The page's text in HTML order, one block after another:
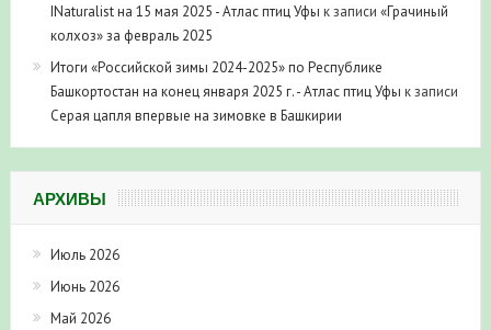
INaturalist на 15 мая 2025 - Атлас птиц Уфы к записи «Грачиный
колхоз» за февраль 2025
Итоги «Российской зимы 2024-2025» по Республике
Башкортостан на конец января 2025 г. - Атлас птиц Уфы к записи
Серая цапля впервые на зимовке в Башкирии
АРХИВЫ
Июль 2026
Июнь 2026
Май 2026